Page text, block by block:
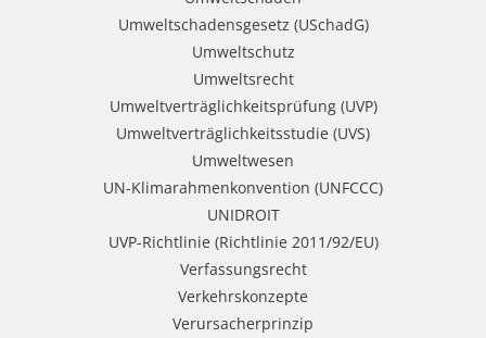
Umweltschadensgesetz (USchadG)
Umweltschutz
Umweltsrecht
Umweltverträglichkeitsprüfung (UVP)
Umweltverträglichkeitsstudie (UVS)
Umweltwesen
UN-Klimarahmenkonvention (UNFCCC)
UNIDROIT
UVP-Richtlinie (Richtlinie 2011/92/EU)
Verfassungsrecht
Verkehrskonzepte
Verursacherprinzip